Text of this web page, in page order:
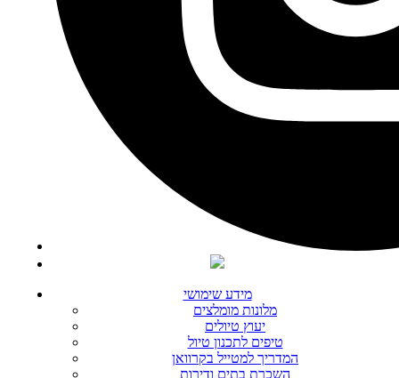
מידע שימושי
מלונות מומלצים
יעוץ טיולים
טיפים לתכנון טיול
המדריך למטייל בקרוואן
השכרת בתים ודירות